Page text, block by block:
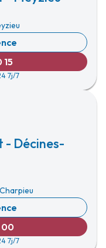
15
7j/7
- Décines-
00
7j/7